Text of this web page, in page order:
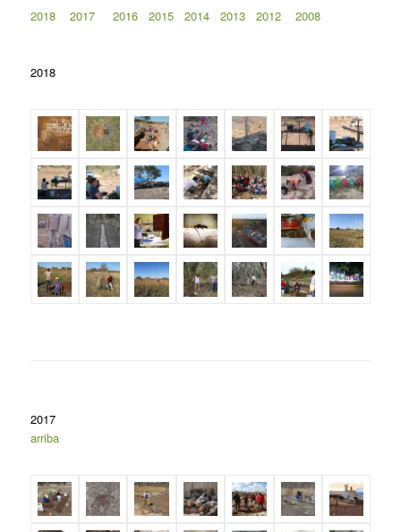
2018 2017 2016 2015 2014 2013 2012 2008
2018
2017
arriba